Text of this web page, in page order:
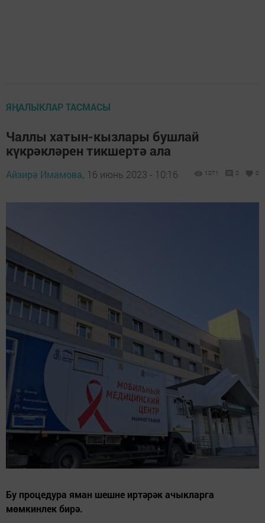
ЯҢАЛЫКЛАР ТАСМАСЫ
Чаллы хатын-кызлары бушлай
күкрәкләрен тикшертә ала
Айзирә Имамова, 16 июнь 2023 - 10:16 1071 0 0
Бу процедура яман шешне иртәрәк ачыкларга
мөмкинлек бирә.